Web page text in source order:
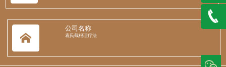
公司名称
袁氏截根理疗法
QQ在